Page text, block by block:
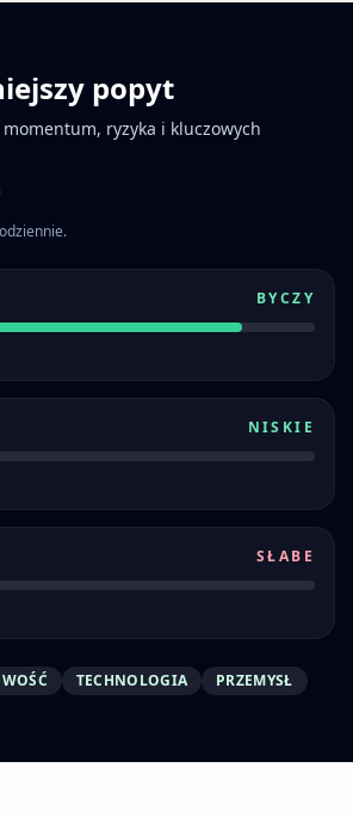
popyt
ryzyka i kluczowych
BYCZY
NISKIE
SŁABE
TECHNOLOGIA
PRZEMYSŁ